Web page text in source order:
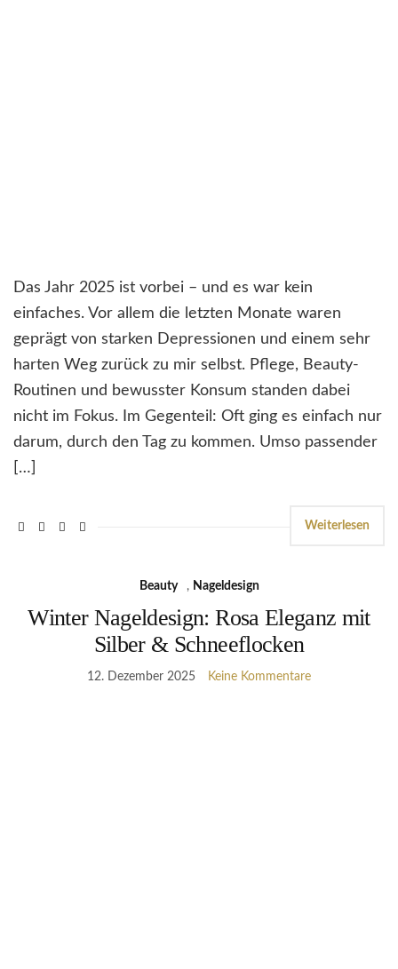
Das Jahr 2025 ist vorbei – und es war kein
einfaches. Vor allem die letzten Monate waren
geprägt von starken Depressionen und einem sehr
harten Weg zurück zu mir selbst. Pflege, Beauty-
Routinen und bewusster Konsum standen dabei
nicht im Fokus. Im Gegenteil: Oft ging es einfach nur
darum, durch den Tag zu kommen. Umso passender
[…]
Weiterlesen
Beauty , Nageldesign
Winter Nageldesign: Rosa Eleganz mit
Silber & Schneeflocken
12. Dezember 2025 Keine Kommentare